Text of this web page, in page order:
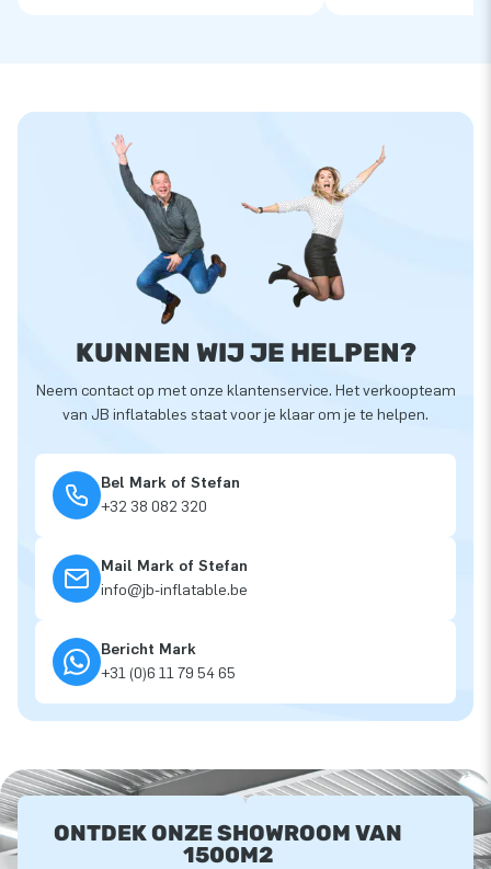
KUNNEN WIJ JE HELPEN?
Neem contact op met onze klantenservice. Het verkoopteam
van JB inflatables staat voor je klaar om je te helpen.
Bel Mark of Stefan
+32 38 082 320
Mail Mark of Stefan
info@jb-inflatable.be
Bericht Mark
+31 (0)6 11 79 54 65
ONTDEK ONZE SHOWROOM VAN
1500M2